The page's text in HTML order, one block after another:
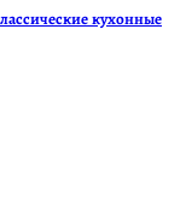
кухонные